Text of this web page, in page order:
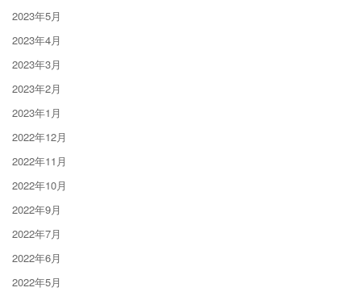
2023年5月
2023年4月
2023年3月
2023年2月
2023年1月
2022年12月
2022年11月
2022年10月
2022年9月
2022年7月
2022年6月
2022年5月